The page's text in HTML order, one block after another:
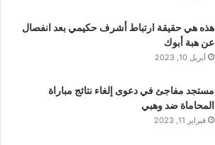
هذه هي حقيقة ارتباط أشرف حكيمي بعد انفصال
عن هبة أبوك
أبريل 10, 2023
مستجد مفاجئ في دعوى إلغاء نتائج مباراة
المحاماة ضد وهبي
فبراير 11, 2023